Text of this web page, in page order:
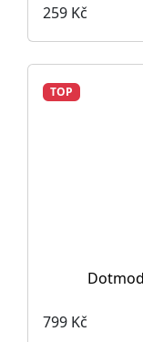
259 Kč
TOP
799 Kč